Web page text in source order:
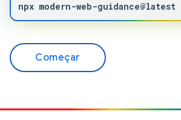
npx modern-web-guidance@latest
Começar